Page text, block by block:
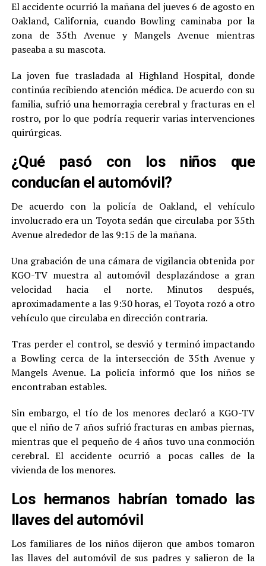
El accidente ocurrió la mañana del jueves 6 de agosto en
Oakland, California, cuando Bowling caminaba por la
zona de 35th Avenue y Mangels Avenue mientras
paseaba a su mascota.
La joven fue trasladada al Highland Hospital, donde
continúa recibiendo atención médica. De acuerdo con su
familia, sufrió una hemorragia cerebral y fracturas en el
rostro, por lo que podría requerir varias intervenciones
quirúrgicas.
¿Qué pasó con los niños que
conducían el automóvil?
De acuerdo con la policía de Oakland, el vehículo
involucrado era un Toyota sedán que circulaba por 35th
Avenue alrededor de las 9:15 de la mañana.
Una grabación de una cámara de vigilancia obtenida por
KGO-TV muestra al automóvil desplazándose a gran
velocidad hacia el norte. Minutos después,
aproximadamente a las 9:30 horas, el Toyota rozó a otro
vehículo que circulaba en dirección contraria.
Tras perder el control, se desvió y terminó impactando
a Bowling cerca de la intersección de 35th Avenue y
Mangels Avenue. La policía informó que los niños se
encontraban estables.
Sin embargo, el tío de los menores declaró a KGO-TV
que el niño de 7 años sufrió fracturas en ambas piernas,
mientras que el pequeño de 4 años tuvo una conmoción
cerebral. El accidente ocurrió a pocas calles de la
vivienda de los menores.
Los hermanos habrían tomado las
llaves del automóvil
Los familiares de los niños dijeron que ambos tomaron
las llaves del automóvil de sus padres y salieron de la